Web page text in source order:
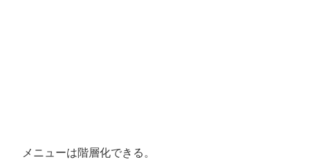
メニューは階層化できる。